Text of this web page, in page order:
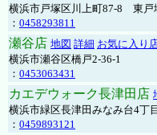
横浜市戸塚区川上町87-8 東戸
： 0458293811
瀬谷店 地図 詳細 お気に入り
横浜市瀬谷区橋戸2-36-1
： 0453063431
カエデウォーク長津田店
横浜市緑区長津田みなみ台4丁
： 0459893121